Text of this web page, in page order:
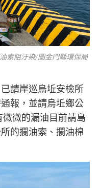
索阻汙染/圖金門縣環保局
請岸巡烏坵安檢所
報，並請烏坵鄉公
微的漏油目前請島
的攔油索、攔油棉